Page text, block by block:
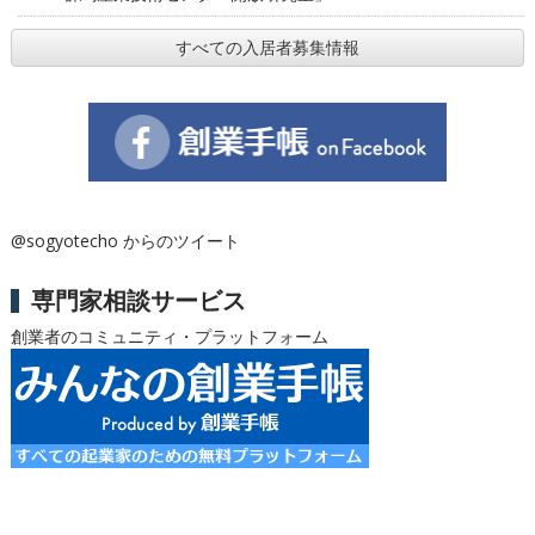
すべての入居者募集情報
@sogyotecho からのツイート
専門家相談サービス
創業者のコミュニティ・プラットフォーム